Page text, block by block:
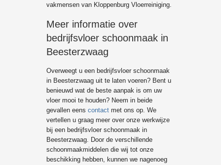
vakmensen van Kloppenburg Vloerreiniging.
Meer informatie over
bedrijfsvloer schoonmaak in
Beesterzwaag
Overweegt u een bedrijfsvloer schoonmaak
in Beesterzwaag uit te laten voeren? Bent u
benieuwd wat de beste aanpak is om uw
vloer mooi te houden? Neem in beide
gevallen eens contact met ons op. We
vertellen u graag meer over onze werkwijze
bij een bedrijfsvloer schoonmaak in
Beesterzwaag. Door de verschillende
schoonmaakmiddelen die wij tot onze
beschikking hebben, kunnen we nagenoeg